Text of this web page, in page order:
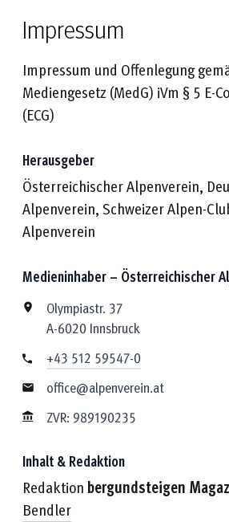
Impressum
Impressum und Offenlegung
Mediengesetz (MedG) iVm § 5 E-
(ECG)
Herausgeber
Österreichischer Alpenverein,
Alpenverein, Schweizer Alpen-
Alpenverein
Medieninhaber – Österreichischer
Olympiastr. 37
A-6020 Innsbruck
+43 512 59547-0
office@alpenverein.at
ZVR: 989190235
Inhalt & Redaktion
Redaktionbergundsteigen
Bendler